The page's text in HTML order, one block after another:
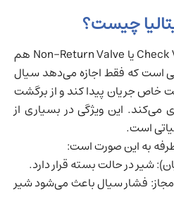
چیست؟
شیر یکطرفه (که به آن Check Valve یا Non-Return Valve هم
است که فقط اجازه می‌دهد سیال
خاص جریان پیدا کند و از برگشت
این ویژگی در بسیاری از
است.
به این صورت است:
شیر در حالت بسته قرار دارد.
فشار سیال باعث می‌شود شیر